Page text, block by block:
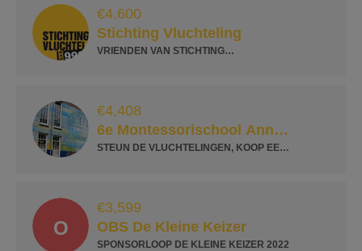
Stichting Vluchteling
VRIENDEN VAN STICHTING
€4,600
6e Montessorischool Anne
Frank 6e Montessorischool
STEUN DE VLUCHTELINGEN, KOOP EEN
€4,408
O OBS De Kleine Keizer
SPONSORLOOP DE KLEINE KEIZER 2022
€3,599